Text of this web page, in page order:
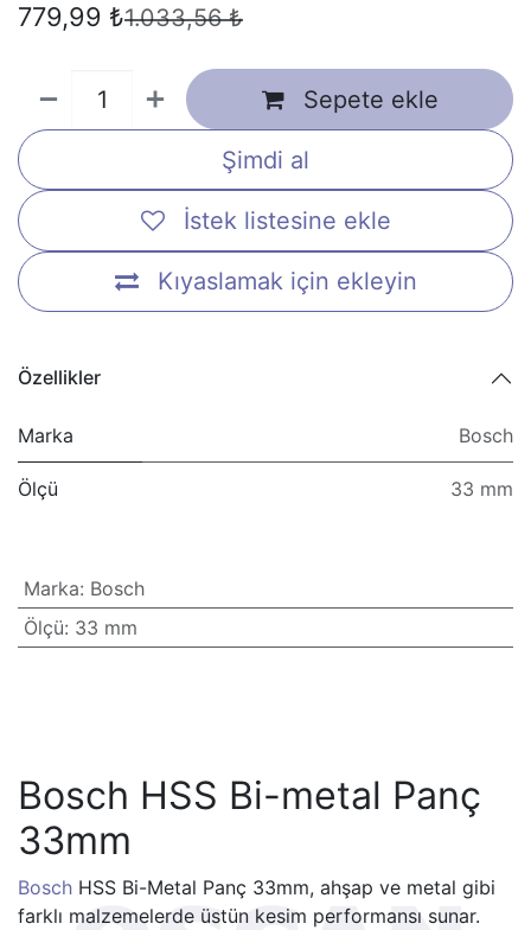
779,99 ₺1.033,56₺
Sepete ekle
Şimdi al
Kıyaslamak için ekleyin
İstek listesine ekle
Özellikler
Marka Bosch
Ölçü 33 mm
Marka: Bosch
Ölçü: 33 mm
Bosch HSS Bi-metal Panç
33mm
Bosch HSS Bi-Metal Panç 33mm, ahşap ve metal gibi
farklı malzemelerde üstün kesim performansı sunar.